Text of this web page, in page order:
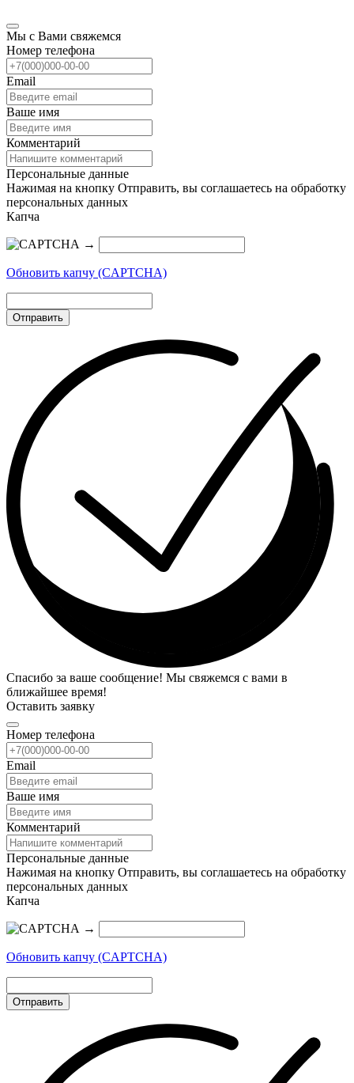
Мы с Вами свяжемся
Номер телефона
Email
Ваше имя
Комментарий
Персональные данные
Нажимая на кнопку Отправить, вы соглашаетесь на обработку
персональных данных
Капча
→
Обновить капчу (CAPTCHA)
Отправить
Спасибо за ваше сообщение! Мы свяжемся с вами в
ближайшее время!
Оставить заявку
Номер телефона
Email
Ваше имя
Комментарий
Персональные данные
Нажимая на кнопку Отправить, вы соглашаетесь на обработку
персональных данных
Капча
→
Обновить капчу (CAPTCHA)
Отправить